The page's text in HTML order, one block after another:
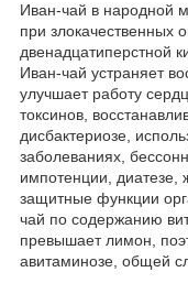
Иван-чай в народной
при злокачественных
двенадцатиперстной
Иван-чай устраняет
улучшает работу
токсинов,
дисбактериозе,
заболеваниях,
импотенции, диатезе,
защитные функции
чай по содержанию
превышает лимон,
авитаминозе, общей